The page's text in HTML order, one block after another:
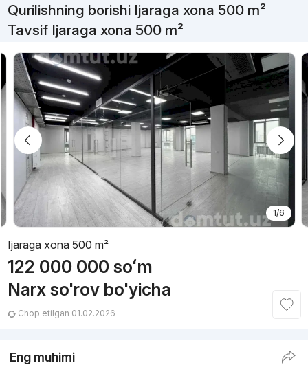
Qurilishning borishi Ijaraga xona 500 m²
Tavsif Ijaraga xona 500 m²
1/6
Ijaraga xona 500 m²
122 000 000 soʻm
Narx so'rov bo'yicha
Chop etilgan 01.02.2026
Eng muhimi